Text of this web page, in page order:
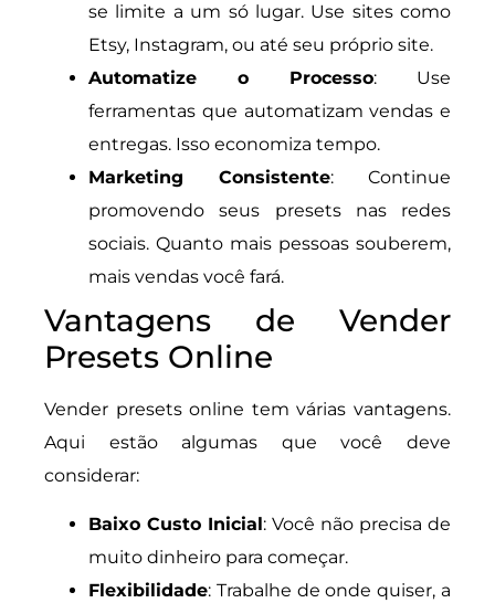
se limite a um só lugar. Use sites como
Etsy, Instagram, ou até seu próprio site.
Automatize o Processo: Use
ferramentas que automatizam vendas e
entregas. Isso economiza tempo.
Marketing Consistente: Continue
promovendo seus presets nas redes
sociais. Quanto mais pessoas souberem,
mais vendas você fará.
Vantagens de Vender
Presets Online
Vender presets online tem várias vantagens.
Aqui estão algumas que você deve
considerar:
Baixo Custo Inicial: Você não precisa de
muito dinheiro para começar.
Flexibilidade: Trabalhe de onde quiser, a